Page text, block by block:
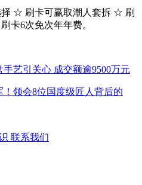
☆ 刷卡可赢取潮人套拆 ☆ 刷
卡6次免次年年费。
艺引关心 成交额逾9500万元
领会8位国度级匠人背后的
联系我们